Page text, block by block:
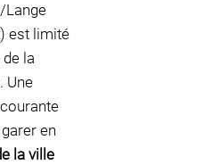
Lange
est limité
la
Une
en
la ville